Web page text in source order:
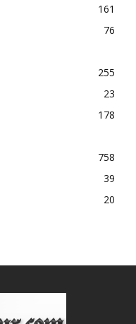
161
76
255
23
178
758
39
20